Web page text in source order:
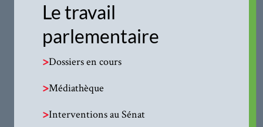
Le travail
parlementaire
>Dossiers en cours
>Médiathèque
>Interventions au Sénat